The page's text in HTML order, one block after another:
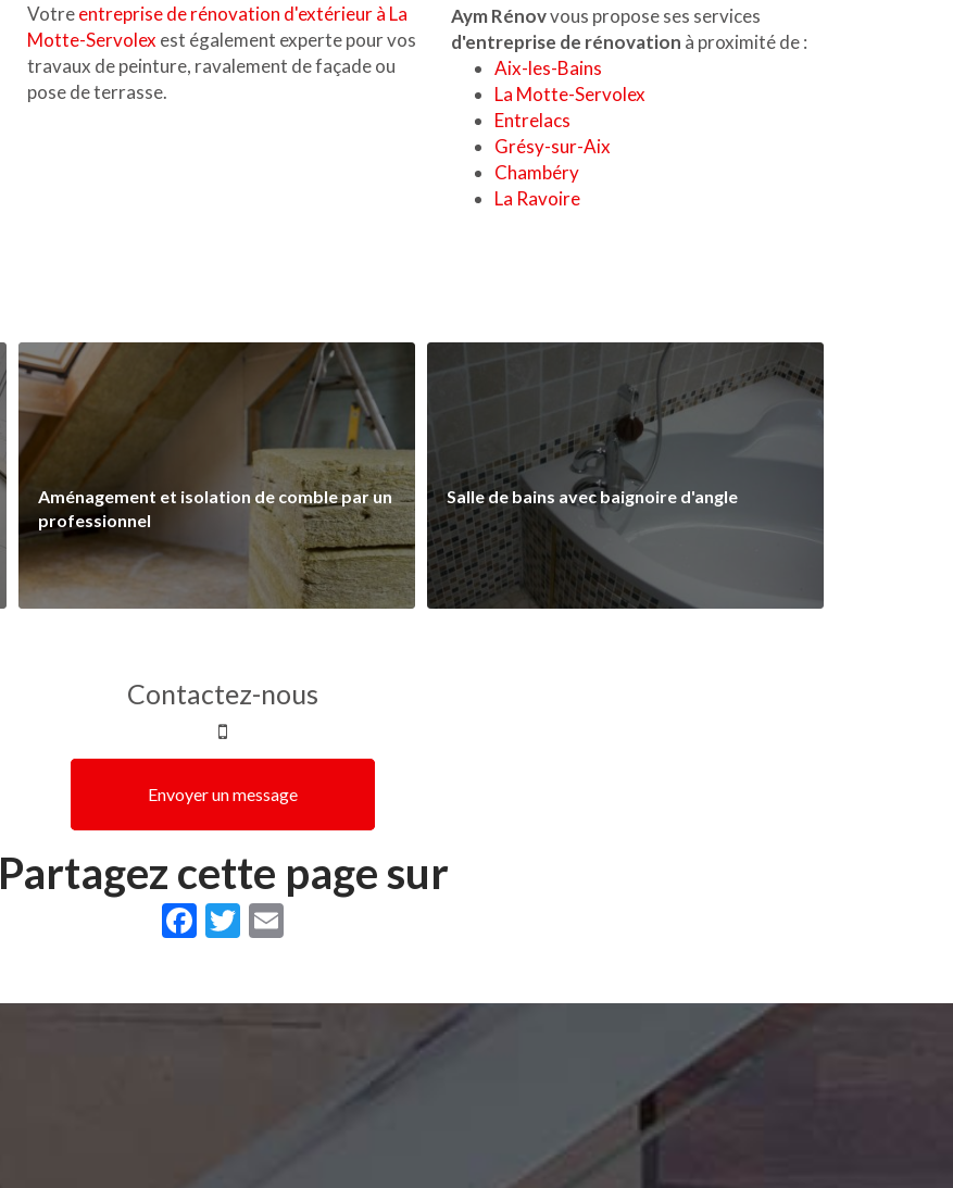
Votreentreprise de rénovation d'extérieur à La
Motte-Servolex est également experte pour vos
travaux de peinture, ravalement de façade ou
pose de terrasse.
Aym Rénovvous propose ses services
d'entreprise de rénovation à proximité de :
Aix-les-Bains
La Motte-Servolex
Entrelacs
Grésy-sur-Aix
Chambéry
La Ravoire
Aménagement et isolation de comble par un
professionnel
Salle de bains avec baignoire d'angle
Contactez-nous
Envoyer un message
Partagez cette page sur
Facebook
Twitter